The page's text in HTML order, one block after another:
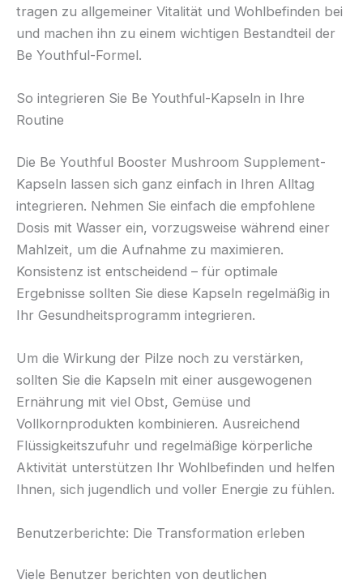
tragen zu allgemeiner Vitalität und Wohlbefinden bei
und machen ihn zu einem wichtigen Bestandteil der
Be Youthful-Formel.
So integrieren Sie Be Youthful-Kapseln in Ihre
Routine
Die Be Youthful Booster Mushroom Supplement-
Kapseln lassen sich ganz einfach in Ihren Alltag
integrieren. Nehmen Sie einfach die empfohlene
Dosis mit Wasser ein, vorzugsweise während einer
Mahlzeit, um die Aufnahme zu maximieren.
Konsistenz ist entscheidend – für optimale
Ergebnisse sollten Sie diese Kapseln regelmäßig in
Ihr Gesundheitsprogramm integrieren.
Um die Wirkung der Pilze noch zu verstärken,
sollten Sie die Kapseln mit einer ausgewogenen
Ernährung mit viel Obst, Gemüse und
Vollkornprodukten kombinieren. Ausreichend
Flüssigkeitszufuhr und regelmäßige körperliche
Aktivität unterstützen Ihr Wohlbefinden und helfen
Ihnen, sich jugendlich und voller Energie zu fühlen.
Benutzerberichte: Die Transformation erleben
Viele Benutzer berichten von deutlichen